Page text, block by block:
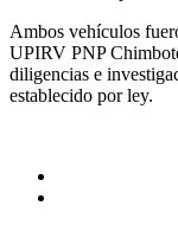
Ambos vehículos
UPIRV PNP
diligencias e
establecido por ley.